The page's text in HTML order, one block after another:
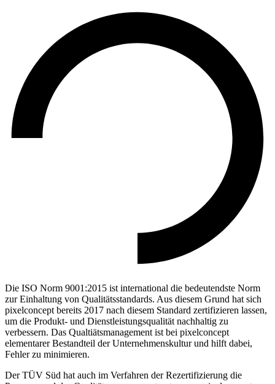
Die ISO Norm 9001:2015 ist international die bedeutendste Norm
zur Einhaltung von Qualitätsstandards. Aus diesem Grund hat sich
pixelconcept bereits 2017 nach diesem Standard zertifizieren lassen,
um die Produkt- und Dienstleistungsqualität nachhaltig zu
verbessern. Das Qualtiätsmanagement ist bei pixelconcept
elementarer Bestandteil der Unternehmenskultur und hilft dabei,
Fehler zu minimieren.
Der TÜV Süd hat auch im Verfahren der Rezertifizierung die